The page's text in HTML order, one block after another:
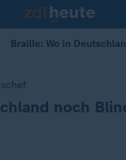
Braille: Wo in
noch